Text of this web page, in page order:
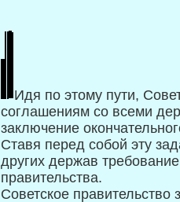
Идя по этому пути,
со­глашениям со всеми
за­ключение
Ставя перед собой эту
других держав
правительства.
Советское правительство